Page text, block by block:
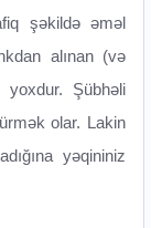
şəkildə əməl
alınan (və
yoxdur. Şübhəli
olar. Lakin
yəqininiz